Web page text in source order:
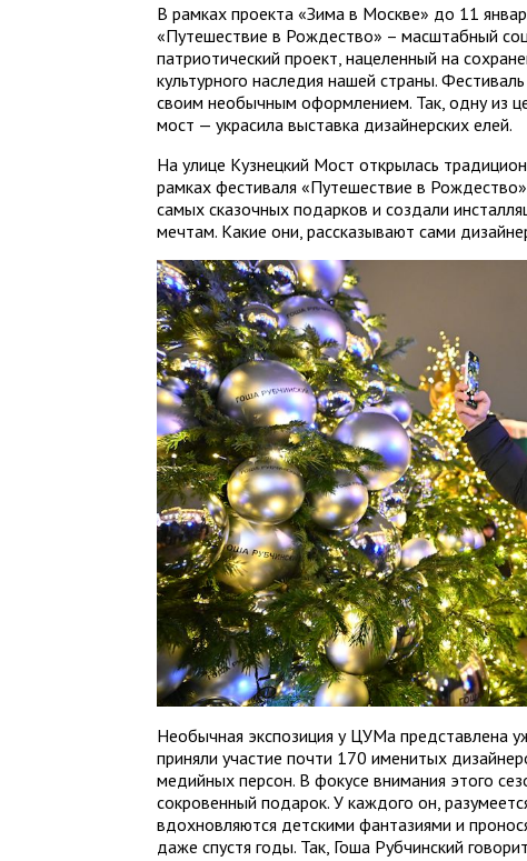
В рамках проекта «Зима в Москве» до 11
«Путешествие в Рождество» – масштабный
патриотический проект, нацеленный на
культурного наследия нашей страны.
своим необычным оформлением. Так, одну из
мост — украсила выставка дизайнерских елей.
На улице Кузнецкий Мост открылась
рамках фестиваля «Путешествие в
самых сказочных подарков и создали
мечтам. Какие они, рассказывают сами
Необычная экспозиция у ЦУМа представлена
приняли участие почти 170 именитых
медийных персон. В фокусе внимания этого
сокровенный подарок. У каждого он,
вдохновляются детскими фантазиями и
даже спустя годы. Так, Гоша Рубчинский